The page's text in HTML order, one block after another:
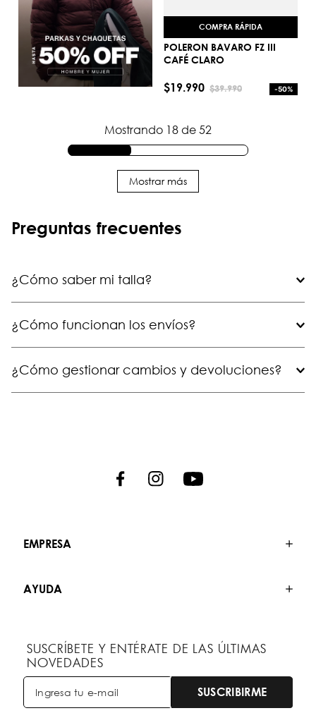
COMPRA RÁPIDA
S
POLERON BAVARO FZ III
CAFÉ CLARO
$39.990
$19.990 -50%
Mostrando 18 de 52
Mostrar más
Preguntas frecuentes
¿Cómo saber mi talla?
¿Cómo funcionan los envíos?
¿Cómo gestionar cambios y devoluciones?
EMPRESA
AYUDA
SUSCRÍBETE Y ENTÉRATE DE LAS ÚLTIMAS
NOVEDADES
SUSCRIBIRME